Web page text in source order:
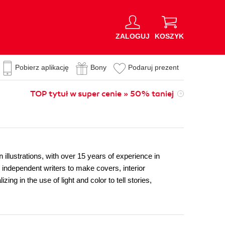
ZALOGUJ KOSZYK
Pobierz aplikację Bony Podaruj prezent
TOP tytuł w super cenie » 50% taniej
with over 15 years of experience in
writers to make covers, interior
in the use of light and color to tell stories,